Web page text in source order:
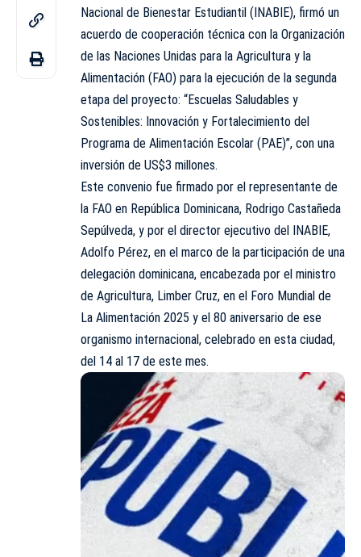
Nacional de Bienestar Estudiantil ( INABIE), firmó un
acuerdo de cooperación técnica con la Organización
de las Naciones Unidas para la Agricultura y la
Alimentación (FAO) para la ejecución de la segunda
etapa del proyecto: “Escuelas Saludables y
Sostenibles: Innovación y Fortalecimiento del
Programa de Alimentación Escolar (PAE)”, con una
inversión de US$3 millones.
Este convenio fue firmado por el representante de
la FAO en República Dominicana, Rodrigo Castañeda
Sepúlveda, y por el director ejecutivo del INABIE,
Adolfo Pérez, en el marco de la participación de una
delegación dominicana, encabezada por el ministro
de Agricultura, Limber Cruz, en el Foro Mundial de
La Alimentación 2025 y el 80 aniversario de ese
organismo internacional, celebrado en esta ciudad,
del 14 al 17 de este mes.